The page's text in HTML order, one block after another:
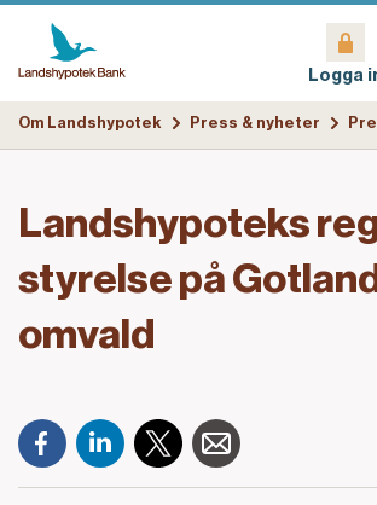
Logga
Om Landshypotek Press & nyheter
Landshypoteks
styrelse på
omvald